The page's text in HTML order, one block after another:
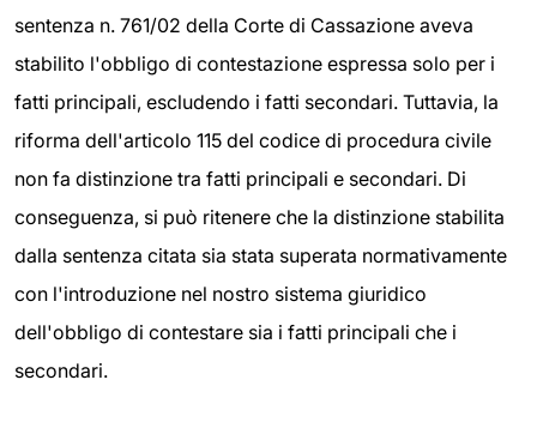
sentenza n. 761/02 della Corte di Cassazione aveva
stabilito l'obbligo di contestazione espressa solo per i
fatti principali, escludendo i fatti secondari. Tuttavia, la
riforma dell'articolo 115 del codice di procedura civile
non fa distinzione tra fatti principali e secondari. Di
conseguenza, si può ritenere che la distinzione stabilita
dalla sentenza citata sia stata superata normativamente
con l'introduzione nel nostro sistema giuridico
dell'obbligo di contestare sia i fatti principali che i
secondari.